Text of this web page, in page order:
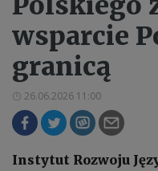
wsparcie
granicą
26.06.2026 11:00
Instytut Rozwoju